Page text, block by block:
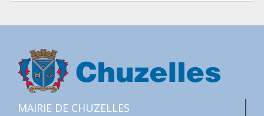
MAIRIE DE CHUZELLES